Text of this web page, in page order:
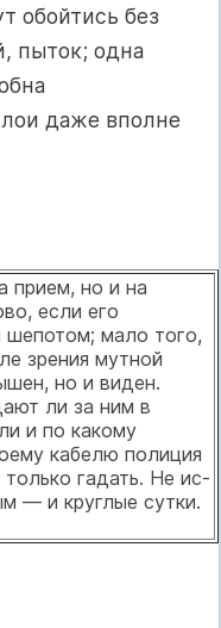
обойтись без
пыток; одна
даже вполне
прием, но и на
если его
шепотом; мало того,
зрения мутной
но и виден.
ли за ним в
и по како­му
кабелю полиция
гадать. Не ис­
— и круг­лые сутки.